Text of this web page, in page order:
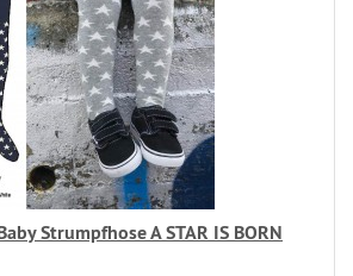
Strumpfhose A STAR IS BORN